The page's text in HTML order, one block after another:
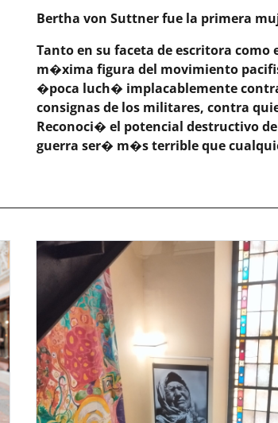
Bertha von Suttner fue la primera
Tanto en su faceta de escritora
m�xima figura del movimiento
�poca luch� implacablemente
consignas de los militares, contra
Reconoci� el potencial destructivo
guerra ser� m�s terrible que